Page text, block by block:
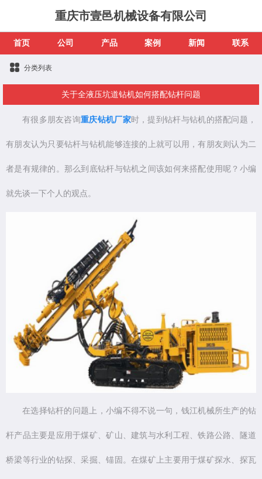
重庆市壹邑机械设备有限公司
首页 公司 产品 案例 新闻 联系
分类列表
关于全液压坑道钻机如何搭配钻杆问题
有很多朋友咨询重庆钻机厂家时，提到钻杆与钻机的搭配问题，
有朋友认为只要钻杆与钻机能够连接的上就可以用，有朋友则认为二
者是有规律的。那么到底钻杆与钻机之间该如何来搭配使用呢？小编
就先谈一下个人的观点。
在选择钻杆的问题上，小编不得不说一句，钱江机械所生产的钻
杆产品主要是应用于煤矿、矿山、建筑与水利工程、铁路公路、隧道
桥梁等行业的钻探、采掘、锚固。在煤矿上主要用于煤矿探水、探瓦